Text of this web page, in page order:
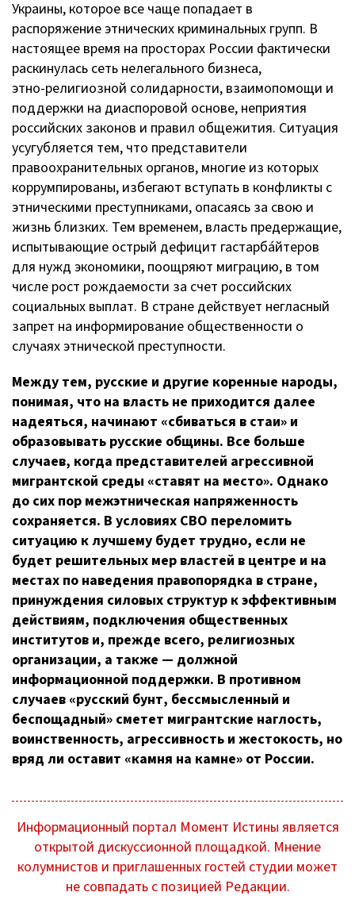
Украины, которое все чаще попадает в
распоряжение этнических криминальных групп. В
настоящее время на просторах России фактически
раскинулась сеть нелегального бизнеса,
этно-религиозной солидарности, взаимопомощи и
поддержки на диаспоровой основе, неприятия
российских законов и правил общежития. Ситуация
усугубляется тем, что представители
правоохранительных органов, многие из которых
коррумпированы, избегают вступать в конфликты с
этническими преступниками, опасаясь за свою и
жизнь близких. Тем временем, власть предержащие,
испытывающие острый дефицит гастарба́йтеров
для нужд экономики, поощряют миграцию, в том
числе рост рождаемости за счет российских
социальных выплат. В стране действует негласный
запрет на информирование общественности о
случаях этнической преступности.
Между тем, русские и другие коренные народы,
понимая, что на власть не приходится далее
надеяться, начинают «сбиваться в стаи» и
образовывать русские общины. Все больше
случаев, когда представителей агрессивной
мигрантской среды «ставят на место». Однако
до сих пор межэтническая напряженность
сохраняется. В условиях СВО переломить
ситуацию к лучшему будет трудно, если не
будет решительных мер властей в центре и на
местах по наведения правопорядка в стране,
принуждения силовых структур к эффективным
действиям, подключения общественных
институтов и, прежде всего, религиозных
организации, а также — должной
информационной поддержки. В противном
случаев «русский бунт, бессмысленный и
беспощадный» сметет мигрантские наглость,
воинственность, агрессивность и жестокость, но
вряд ли оставит «камня на камне» от России.
Информационный портал Момент Истины является
открытой дискуссионной площадкой. Мнение
колумнистов и приглашенных гостей студии может
не совпадать с позицией Редакции.